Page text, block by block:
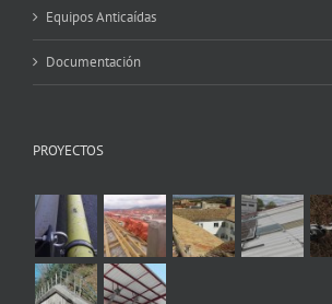
Equipos Anticaídas
Documentación
PROYECTOS